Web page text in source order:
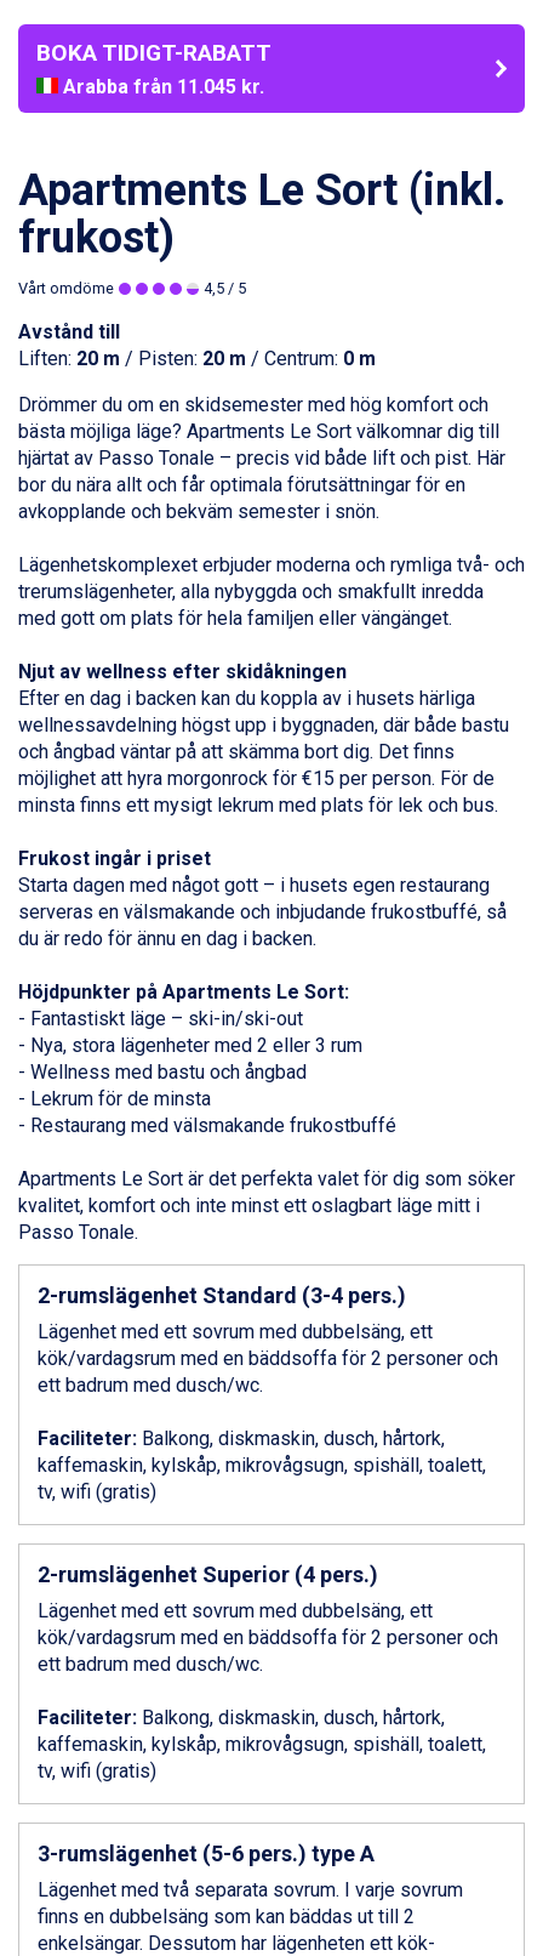
BOKA TIDIGT-RABATT
La Thuile från 7.045 kr.
Passo Tonale från 5.895 kr.
Sölden från 12.995 kr.
Saalbach från 9.445 kr.
Champoluc från 5.945 kr.
Sestriere från 6.945 kr.
Fieberbrunn från 9.645 kr.
Ischgl från 11.295 kr.
St. Anton från 11.245 kr.
Zell am See från 6.295 kr.
Canazei från 7.195 kr.
Livigno från 5.595 kr.
Ponte di Legno från 7.395 kr.
Sauze dOulx från 6.145 kr.
Alleghe från 8.545 kr.
Arabba från 11.045 kr.
La Thuile från 7.045 kr.
Cervinia från 8.245 kr.
Bad Hofgastein från 8.595 kr.
Passo Tonale från 5.895 kr.
Sölden från 12.995 kr.
Saalbach från 9.445 kr.
Champoluc från 5.945 kr.
Sestriere från 6.945 kr.
Wagrain från 7.095 kr.
Fieberbrunn från 9.645 kr.
Ischgl från 11.295 kr.
Val Thorens från 8.395 kr.
St. Anton från 11.245 kr.
Zell am See från 6.295 kr.
Canazei från 7.195 kr.
Livigno från 5.595 kr.
Ponte di Legno från 7.395 kr.
Bad Gastein från 6.295 kr.
Sauze dOulx från 6.145 kr.
Arabba från 11.045 kr.
La Thuile från 7.045 kr.
Cervinia från 8.245 kr.
Bad Hofgastein från 8.595 kr.
Passo Tonale från 5.895 kr.
Sölden från 12.995 kr.
Saalbach från 9.445 kr.
Champoluc från 5.945 kr.
Wagrain från 7.095 kr.
Fieberbrunn från 9.645 kr.
Ischgl från 11.295 kr.
St. Anton från 11.245 kr.
Zell am See från 6.295 kr.
Canazei från 7.195 kr.
Livigno från 5.595 kr.
Ponte di Legno från 7.395 kr.
Bad Gastein från 6.295 kr.
Alleghe från 8.545 kr.
Arabba från 11.045 kr.
La Thuile från 7.045 kr.
Cervinia från 8.245 kr.
Passo Tonale från 5.895 kr.
Sölden från 12.995 kr.
Saalbach från 9.445 kr.
Champoluc från 5.945 kr.
Apartments Le Sort (inkl.
frukost)
Vårt omdöme 4,5 / 5
Avstånd till
Liften: 20 m / Pisten: 20 m / Centrum: 0 m
Drömmer du om en skidsemester med hög komfort och
bästa möjliga läge? Apartments Le Sort välkomnar dig till
hjärtat av Passo Tonale – precis vid både lift och pist. Här
bor du nära allt och får optimala förutsättningar för en
avkopplande och bekväm semester i snön.
Lägenhetskomplexet erbjuder moderna och rymliga två- och
trerumslägenheter, alla nybyggda och smakfullt inredda
med gott om plats för hela familjen eller vängänget.
Njut av wellness efter skidåkningen
Efter en dag i backen kan du koppla av i husets härliga
wellnessavdelning högst upp i byggnaden, där både bastu
och ångbad väntar på att skämma bort dig. Det finns
möjlighet att hyra morgonrock för €15 per person. För de
minsta finns ett mysigt lekrum med plats för lek och bus.
Frukost ingår i priset
Starta dagen med något gott – i husets egen restaurang
serveras en välsmakande och inbjudande frukostbuffé, så
du är redo för ännu en dag i backen.
Höjdpunkter på Apartments Le Sort:
- Fantastiskt läge – ski-in/ski-out
- Nya, stora lägenheter med 2 eller 3 rum
- Wellness med bastu och ångbad
- Lekrum för de minsta
- Restaurang med välsmakande frukostbuffé
Apartments Le Sort är det perfekta valet för dig som söker
kvalitet, komfort och inte minst ett oslagbart läge mitt i
Passo Tonale.
2-rumslägenhet Standard (3-4 pers.)
Lägenhet med ett sovrum med dubbelsäng, ett
kök/vardagsrum med en bäddsoffa för 2 personer och
ett badrum med dusch/wc.
Faciliteter: Balkong, diskmaskin, dusch, hårtork,
kaffemaskin, kylskåp, mikrovågsugn, spishäll, toalett,
tv, wifi (gratis)
2-rumslägenhet Superior (4 pers.)
Lägenhet med ett sovrum med dubbelsäng, ett
kök/vardagsrum med en bäddsoffa för 2 personer och
ett badrum med dusch/wc.
Faciliteter: Balkong, diskmaskin, dusch, hårtork,
kaffemaskin, kylskåp, mikrovågsugn, spishäll, toalett,
tv, wifi (gratis)
3-rumslägenhet (5-6 pers.) type A
Lägenhet med två separata sovrum. I varje sovrum
finns en dubbelsäng som kan bäddas ut till 2
enkelsängar. Dessutom har lägenheten ett kök-